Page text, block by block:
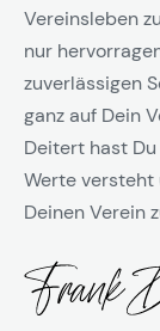
Vereinsleben
nur
zuverlässigen
ganz auf Dein
Deitert hast
Werte versteht
Deinen Verein